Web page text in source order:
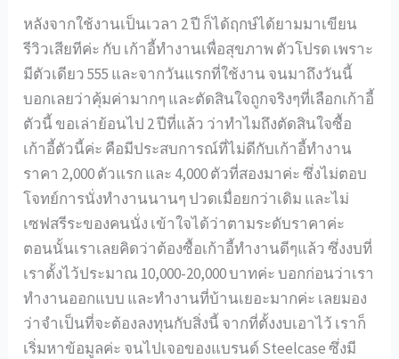
หลังจากใช้งานเป็นเวลา 2 ปี ก็ได้ฤกษ์ได้ยามมาเขียน
รีวิวเสียทีค่ะ กับ เก้าอี้ทำงานเพื่อสุขภาพ ตัวโปรด เพราะ
มีตัวเดียว 555 และจากวันแรกที่ใช้งาน จนมาถึงวันนี้
บอกเลยว่าคุ้มค่ามากๆ และตัดสินใจถูกจริงๆที่เลือกเก้าอี้
ตัวนี้ ขอเล่าย้อนไป 2 ปีที่แล้ว ว่าทำไมถึงตัดสินใจซื้อ
เก้าอี้ตัวนี้ค่ะ คือมีประสบการณ์ที่ไม่ดีกับเก้าอี้ทำงาน
ราคา 2,000 ตัวแรก และ 4,000 ตัวที่สองมาค่ะ ซึ่งไม่ตอบ
โจทย์การนั่งทำงานนานๆ ปวดเมื่อยกว่าเดิม และไม่
เซฟสรีระของคนนั่ง เข้าใจได้ว่าตามระดับราคาค่ะ
ตอนนั้นเราเลยคิดว่าต้องซื้อเก้าอี้ทำงานดีๆแล้ว ซึ่งงบที่
เราตั้งไว้ประมาณ 10,000-20,000 บาทค่ะ บอกก่อนว่าเรา
ทำงานออกแบบ และทำงานที่บ้านเยอะมากค่ะ เลยมอง
ว่าจำเป็นที่จะต้องลงทุนกับสิ่งนี้ จากที่ตั้งงบเอาไว้ เราก็
เริ่มหาข้อมูลค่ะ จนไปเจอของแบรนด์ Steelcase ซึ่งมี
ปี!